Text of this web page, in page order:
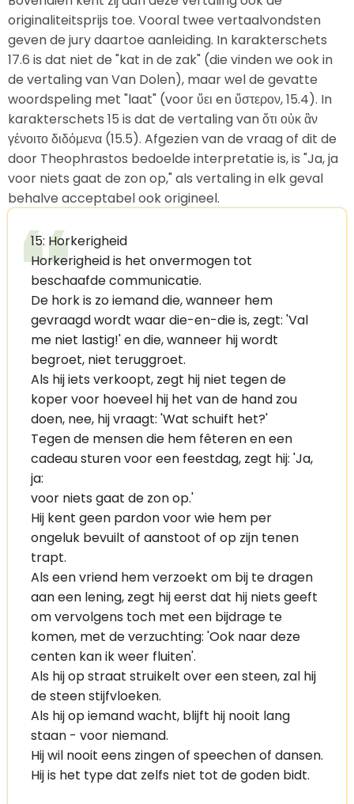
originaliteitsprijs toe. Vooral twee vertaalvondsten
geven de jury daartoe aanleiding. In karakterschets
17.6 is dat niet de "kat in de zak" (die vinden we ook in
de vertaling van Van Dolen), maar wel de gevatte
woordspeling met "laat" (voor ὕει en ὕστερον, 15.4). In
karakterschets 15 is dat de vertaling van ὅτι οὐκ ἂν
γένοιτο διδόμενα (15.5). Afgezien van de vraag of dit de
door Theophrastos bedoelde interpretatie is, is "Ja, ja
voor niets gaat de zon op," als vertaling in elk geval
behalve acceptabel ook origineel.
15: Horkerigheid
Horkerigheid is het onvermogen tot
beschaafde communicatie.
De hork is zo iemand die, wanneer hem
gevraagd wordt waar die-en-die is, zegt: 'Val
me niet lastig!' en die, wanneer hij wordt
begroet, niet teruggroet.
Als hij iets verkoopt, zegt hij niet tegen de
koper voor hoeveel hij het van de hand zou
doen, nee, hij vraagt: 'Wat schuift het?'
Tegen de mensen die hem fêteren en een
cadeau sturen voor een feestdag, zegt hij: 'Ja,
ja:
voor niets gaat de zon op.'
Hij kent geen pardon voor wie hem per
ongeluk bevuilt of aanstoot of op zijn tenen
trapt.
Als een vriend hem verzoekt om bij te dragen
aan een lening, zegt hij eerst dat hij niets geeft
om vervolgens toch met een bijdrage te
komen, met de verzuchting: 'Ook naar deze
centen kan ik weer fluiten'.
Als hij op straat struikelt over een steen, zal hij
de steen stijfvloeken.
Als hij op iemand wacht, blijft hij nooit lang
staan - voor niemand.
Hij wil nooit eens zingen of speechen of dansen.
Hij is het type dat zelfs niet tot de goden bidt.